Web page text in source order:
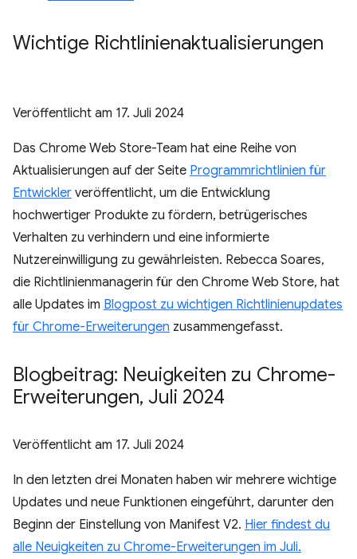
Wichtige Richtlinienaktualisierungen
Veröffentlicht am 17. Juli 2024
Das Chrome Web Store-Team hat eine Reihe von
Aktualisierungen auf der Seite Programmrichtlinien für
Entwickler veröffentlicht, um die Entwicklung
hochwertiger Produkte zu fördern, betrügerisches
Verhalten zu verhindern und eine informierte
Nutzereinwilligung zu gewährleisten. Rebecca Soares,
die Richtlinienmanagerin für den Chrome Web Store, hat
alle Updates im Blogpost zu wichtigen Richtlinienupdates
für Chrome-Erweiterungen zusammengefasst.
Blogbeitrag: Neuigkeiten zu Chrome-
Erweiterungen, Juli 2024
Veröffentlicht am 17. Juli 2024
In den letzten drei Monaten haben wir mehrere wichtige
Updates und neue Funktionen eingeführt, darunter den
Beginn der Einstellung von Manifest V2. Hier findest du
alle Neuigkeiten zu Chrome-Erweiterungen im Juli.